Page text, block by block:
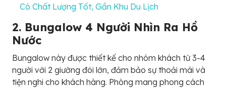
Có Chất Lượng Tốt, Gần Khu Du Lịch
2. Bungalow 4 Người Nhìn Ra Hồ
Nước
Bungalow này được thiết kế cho nhóm khách từ 3-4
người với 2 giường đôi lớn, đảm bảo sự thoải mái và
tiện nghi cho khách hàng. Phòng mang phong cách